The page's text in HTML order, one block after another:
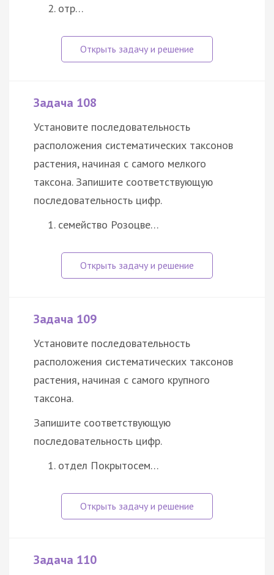
отр…
Задача 108
Установите последовательность
расположения систематических таксонов
растения, начиная с самого мелкого
таксона. Запишите соответствующую
последовательность цифр.
семейство Розоцве…
Задача 109
Установите последовательность
расположения систематических таксонов
растения, начиная с самого крупного
таксона.
Запишите соответствующую
последовательность цифр.
отдел Покрытосем…
Задача 110